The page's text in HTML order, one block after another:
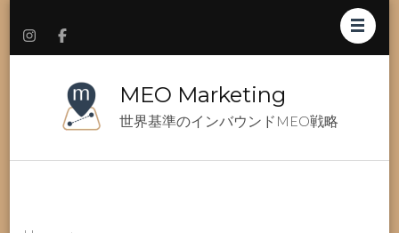
MEO Marketing
世界基準のインバウンドMEO戦略